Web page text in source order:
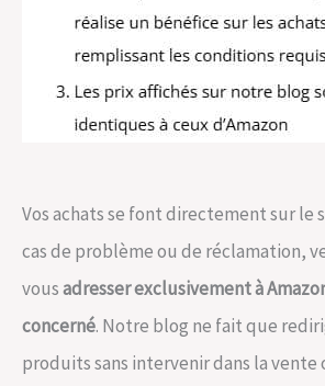
Vos achats se font directement sur le
cas de problème ou de réclamation,
vousadresser exclusivement à
concerné. Notre blog ne fait que
produits sans intervenir dans la vente